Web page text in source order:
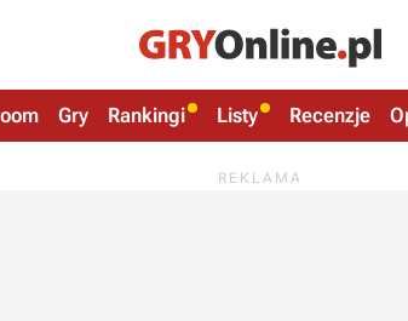
Gry Rankingi Listy Recenzje